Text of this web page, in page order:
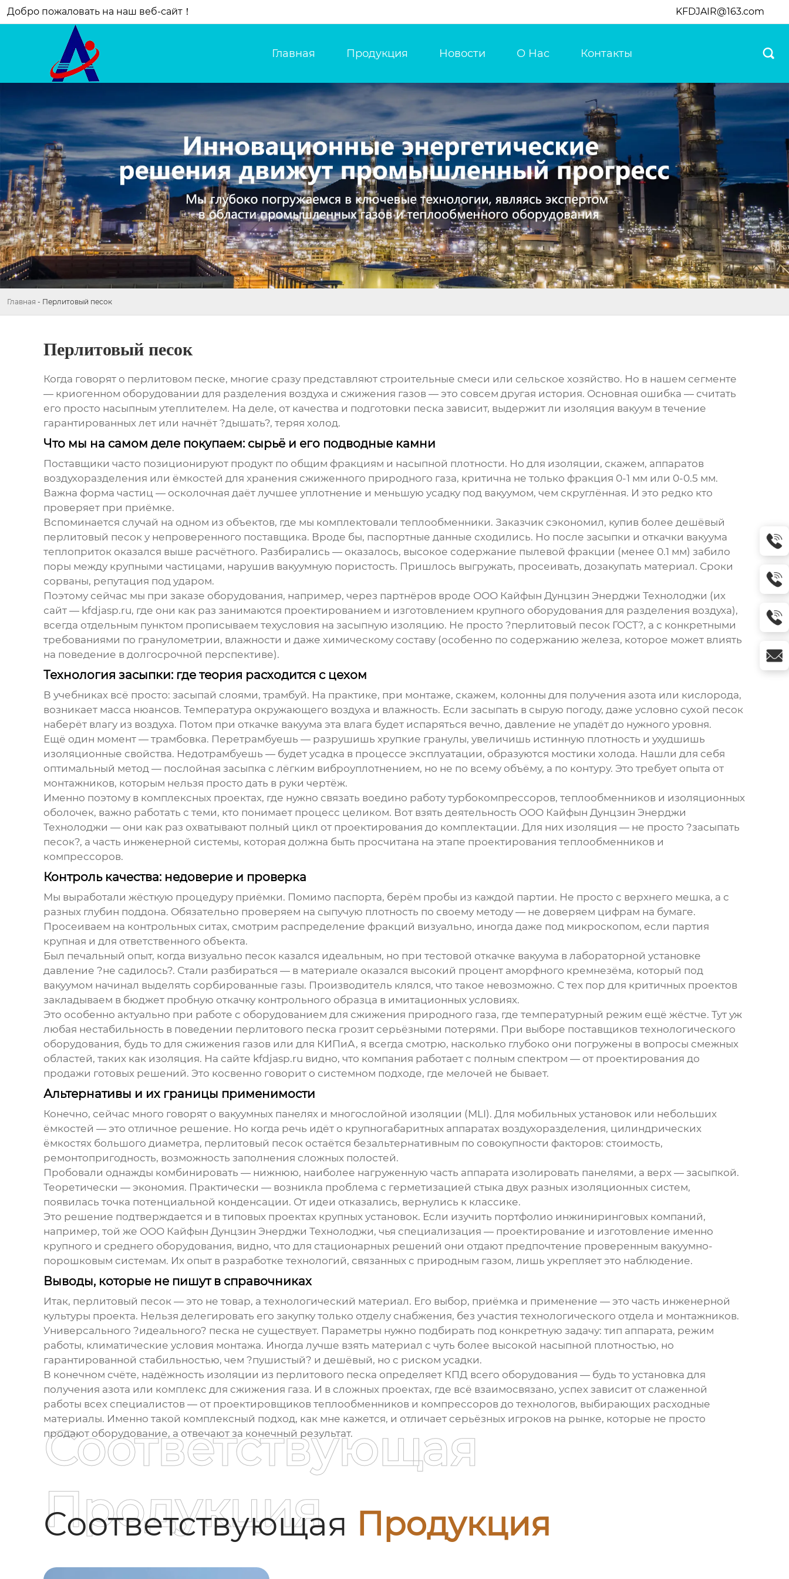
Добро пожаловать на наш веб-сайт！ KFDJAIR@163.com
Главная Продукция Новости О Нас Контакты 
Главная - Перлитовый песок
Перлитовый песок
Когда говорят о перлитовом песке, многие сразу представляют строительные смеси или сельское хозяйство. Но в нашем сегменте
— криогенном оборудовании для разделения воздуха и сжижения газов — это совсем другая история. Основная ошибка — считать
его просто насыпным утеплителем. На деле, от качества и подготовки песка зависит, выдержит ли изоляция вакуум в течение
гарантированных лет или начнёт ?дышать?, теряя холод.
Что мы на самом деле покупаем: сырьё и его подводные камни
Поставщики часто позиционируют продукт по общим фракциям и насыпной плотности. Но для изоляции, скажем, аппаратов
воздухоразделения или ёмкостей для хранения сжиженного природного газа, критична не только фракция 0-1 мм или 0-0.5 мм.
Важна форма частиц — осколочная даёт лучшее уплотнение и меньшую усадку под вакуумом, чем скруглённая. И это редко кто
проверяет при приёмке.
Вспоминается случай на одном из объектов, где мы комплектовали теплообменники. Заказчик сэкономил, купив более дешёвый
перлитовый песоку непроверенного поставщика. Вроде бы, паспортные данные сходились. Но после засыпки и откачки вакуума
теплоприток оказался выше расчётного. Разбирались — оказалось, высокое содержание пылевой фракции (менее 0.1 мм) забило
поры между крупными частицами, нарушив вакуумную пористость. Пришлось выгружать, просеивать, дозакупать материал. Сроки
сорваны, репутация под ударом.
Поэтому сейчас мы при заказе оборудования, например, через партнёров вроде ООО Кайфын Дунцзин Энерджи Технолоджи (их
сайт — kfdjasp.ru, где они как раз занимаются проектированием и изготовлением крупного оборудования для разделения воздуха),
всегда отдельным пунктом прописываем техусловия на засыпную изоляцию. Не просто ?перлитовый песок ГОСТ?, а с конкретными
требованиями по гранулометрии, влажности и даже химическому составу (особенно по содержанию железа, которое может влиять
на поведение в долгосрочной перспективе).
Технология засыпки: где теория расходится с цехом
В учебниках всё просто: засыпай слоями, трамбуй. На практике, при монтаже, скажем, колонны для получения азота или кислорода,
возникает масса нюансов. Температура окружающего воздуха и влажность. Если засыпать в сырую погоду, даже условно сухой песок
наберёт влагу из воздуха. Потом при откачке вакуума эта влага будет испаряться вечно, давление не упадёт до нужного уровня.
Ещё один момент — трамбовка. Перетрамбуешь — разрушишь хрупкие гранулы, увеличишь истинную плотность и ухудшишь
изоляционные свойства. Недотрамбуешь — будет усадка в процессе эксплуатации, образуются мостики холода. Нашли для себя
оптимальный метод — послойная засыпка с лёгким виброуплотнением, но не по всему объёму, а по контуру. Это требует опыта от
монтажников, которым нельзя просто дать в руки чертёж.
Именно поэтому в комплексных проектах, где нужно связать воедино работу турбокомпрессоров, теплообменников и изоляционных
оболочек, важно работать с теми, кто понимает процесс целиком. Вот взять деятельность ООО Кайфын Дунцзин Энерджи
Технолоджи — они как раз охватывают полный цикл от проектирования до комплектации. Для них изоляция — не просто ?засыпать
песок?, а часть инженерной системы, которая должна быть просчитана на этапе проектирования теплообменников и
компрессоров.
Контроль качества: недоверие и проверка
Мы выработали жёсткую процедуру приёмки. Помимо паспорта, берём пробы из каждой партии. Не просто с верхнего мешка, а с
разных глубин поддона. Обязательно проверяем на сыпучую плотность по своему методу — не доверяем цифрам на бумаге.
Просеиваем на контрольных ситах, смотрим распределение фракций визуально, иногда даже под микроскопом, если партия
крупная и для ответственного объекта.
Был печальный опыт, когда визуально песок казался идеальным, но при тестовой откачке вакуума в лабораторной установке
давление ?не садилось?. Стали разбираться — в материале оказался высокий процент аморфного кремнезёма, который под
вакуумом начинал выделять сорбированные газы. Производитель клялся, что такое невозможно. С тех пор для критичных проектов
закладываем в бюджет пробную откачку контрольного образца в имитационных условиях.
Это особенно актуально при работе с оборудованием для сжижения природного газа, где температурный режим ещё жёстче. Тут уж
любая нестабильность в поведении перлитового песка грозит серьёзными потерями. При выборе поставщиков технологического
оборудования, будь то для сжижения газов или для КИПиА, я всегда смотрю, насколько глубоко они погружены в вопросы смежных
областей, таких как изоляция. На сайте kfdjasp.ru видно, что компания работает с полным спектром — от проектирования до
продажи готовых решений. Это косвенно говорит о системном подходе, где мелочей не бывает.
Альтернативы и их границы применимости
Конечно, сейчас много говорят о вакуумных панелях и многослойной изоляции (MLI). Для мобильных установок или небольших
ёмкостей — это отличное решение. Но когда речь идёт о крупногабаритных аппаратах воздухоразделения, цилиндрических
ёмкостях большого диаметра, перлитовый песокостаётся безальтернативным по совокупности факторов: стоимость,
ремонтопригодность, возможность заполнения сложных полостей.
Пробовали однажды комбинировать — нижнюю, наиболее нагруженную часть аппарата изолировать панелями, а верх — засыпкой.
Теоретически — экономия. Практически — возникла проблема с герметизацией стыка двух разных изоляционных систем,
появилась точка потенциальной конденсации. От идеи отказались, вернулись к классике.
Это решение подтверждается и в типовых проектах крупных установок. Если изучить портфолио инжиниринговых компаний,
например, той же ООО Кайфын Дунцзин Энерджи Технолоджи, чья специализация — проектирование и изготовление именно
крупного и среднего оборудования, видно, что для стационарных решений они отдают предпочтение проверенным вакуумно-
порошковым системам. Их опыт в разработке технологий, связанных с природным газом, лишь укрепляет это наблюдение.
Выводы, которые не пишут в справочниках
Итак, перлитовый песок— это не товар, а технологический материал. Его выбор, приёмка и применение — это часть инженерной
культуры проекта. Нельзя делегировать его закупку только отделу снабжения, без участия технологического отдела и монтажников.
Универсального ?идеального? песка не существует. Параметры нужно подбирать под конкретную задачу: тип аппарата, режим
работы, климатические условия монтажа. Иногда лучше взять материал с чуть более высокой насыпной плотностью, но
гарантированной стабильностью, чем ?пушистый? и дешёвый, но с риском усадки.
В конечном счёте, надёжность изоляции из перлитового песка определяет КПД всего оборудования — будь то установка для
получения азота или комплекс для сжижения газа. И в сложных проектах, где всё взаимосвязано, успех зависит от слаженной
работы всех специалистов — от проектировщиков теплообменников и компрессоров до технологов, выбирающих расходные
материалы. Именно такой комплексный подход, как мне кажется, и отличает серьёзных игроков на рынке, которые не просто
продают оборудование, а отвечают за конечный результат.
Соответствующая Продукция
Соответствующая
Продукция